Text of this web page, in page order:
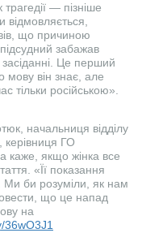
— пізніше
відмовляється,
що причиною
забажав
Це перший
мову він знає, але
тільки російською».
начальниця відділу
керівниця ГО
каже, якщо жінка все
«Її показання
би розуміли, як нам
що це напад
на
36wO3J1